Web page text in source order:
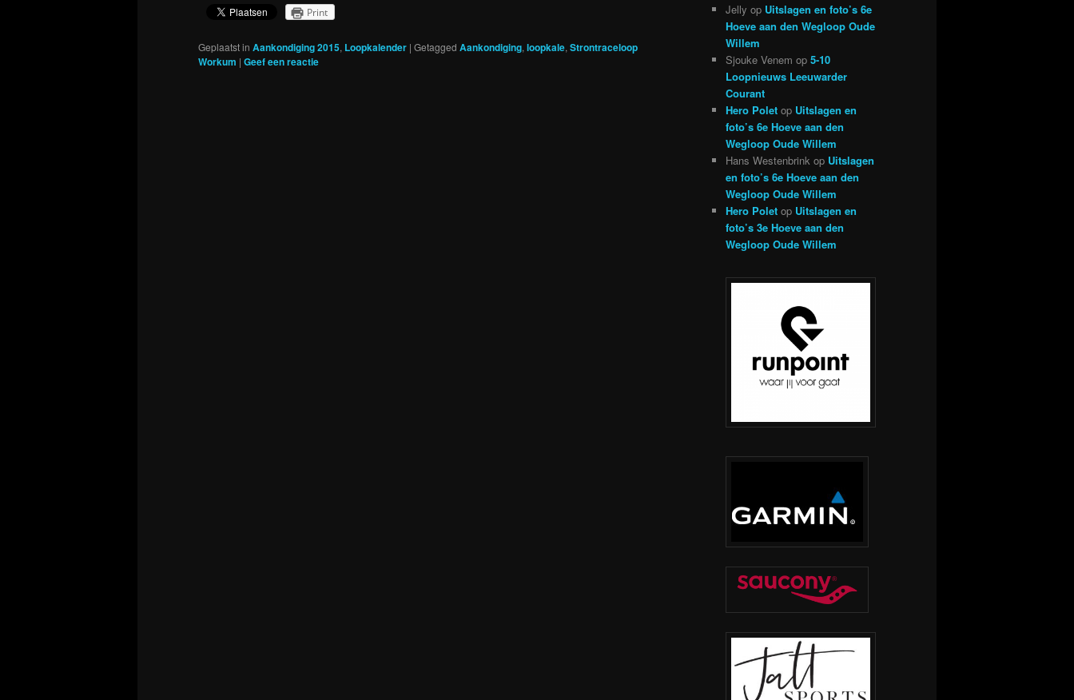
Print
Geplaatst in Aankondiging 2015, Loopkalender | Getagged Aankondiging, loopkale, Strontraceloop
Workum | Geef een reactie
Jelly op Uitslagen en foto’s 6e
Hoeve aan den Wegloop Oude
Willem
Sjouke Venem op 5-10
Loopnieuws Leeuwarder
Courant
Hero Polet op Uitslagen en
foto’s 6e Hoeve aan den
Wegloop Oude Willem
Hans Westenbrink op Uitslagen
en foto’s 6e Hoeve aan den
Wegloop Oude Willem
Hero Polet op Uitslagen en
foto’s 3e Hoeve aan den
Wegloop Oude Willem